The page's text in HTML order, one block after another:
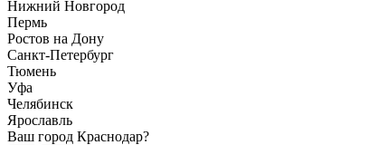
Нижний Новгород
Пермь
Ростов на Дону
Санкт-Петербург
Тюмень
Уфа
Челябинск
Ярославль
Ваш город Краснодар?